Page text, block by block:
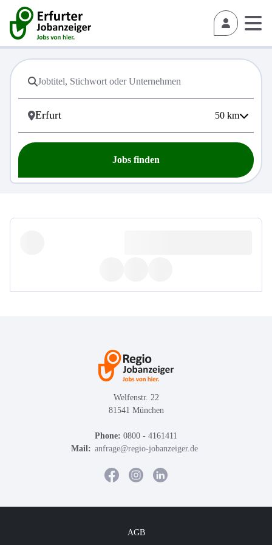
50 km
Jobs finden
Welfenstr. 22
81541 München
Phone: 0800 - 4161411
Mail: anfrage@regio-jobanzeiger.de
AGB